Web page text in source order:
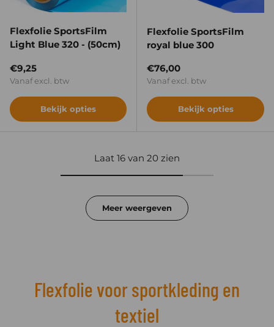
Flexfolie SportsFilm
Light Blue 320 - (50cm)
Reguliere prijs
€9,25
Vanaf excl. btw
Bekijk opties
Flexfolie SportsFilm
royal blue 300
Reguliere prijs
€76,00
Vanaf excl. btw
Bekijk opties
Laat 16 van 20 zien
Meer weergeven
Flexfolie voor sportkleding en
textiel